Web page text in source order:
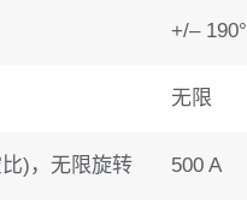
+/– 190°
无限
)，无限旋转 500 A